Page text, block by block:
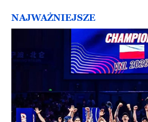
NAJWAŻNIEJSZE